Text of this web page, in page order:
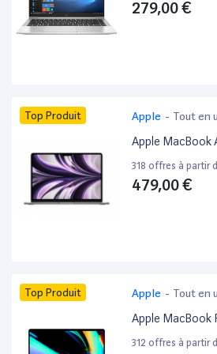
279,00 €
Top Produit Apple - Tout en
Apple MacBook
318 offres à partir
479,00 €
Top Produit Apple - Tout en
Apple MacBook
312 offres à partir